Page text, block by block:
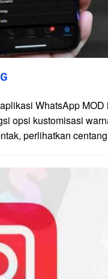
WhatsApp
opsi kustomisasi
perlihatkan